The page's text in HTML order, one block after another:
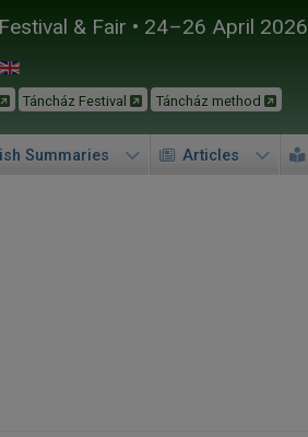
& Fair • 24–26 April 2026
Táncház Festival Táncház method
Summaries Articles